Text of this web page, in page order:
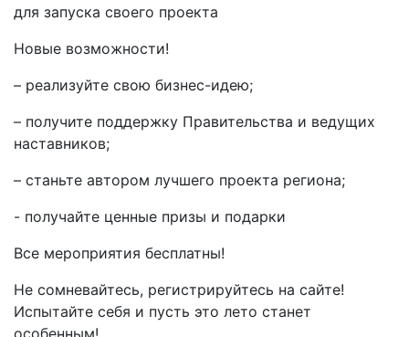
для запуска своего проекта
Новые возможности!
– реализуйте свою бизнес-идею;
– получите поддержку Правительства и ведущих
наставников;
– станьте автором лучшего проекта региона;
- получайте ценные призы и подарки
Все мероприятия бесплатны!
Не сомневайтесь, регистрируйтесь на сайте!
Испытайте себя и пусть это лето станет
особенным!